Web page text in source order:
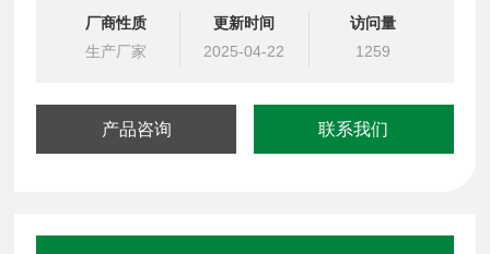
厂商性质
生产厂家
更新时间
2025-04-22
访问量
1259
产品咨询 联系我们